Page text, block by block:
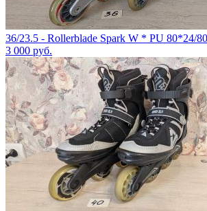
36/23.5 - Rollerblade Spark W * PU 80*24/
3 000 руб.